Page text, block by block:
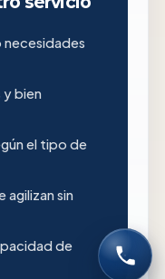
necesidades
y bien
el tipo de
agilizan sin
de